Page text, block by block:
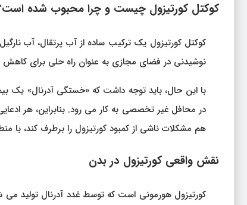
کوکتل کورتیزول چیست و چرا محبوب شده
کوکتل کورتیزول یک ترکیب ساده از آب پرتقال، آب
نوشیدنی در فضای مجازی به عنوان راه‌ حلی برای
با این حال، باید توجه داشت که «خستگی آدرنال»
در محافل غیر تخصصی به کار می‌ رود. بنابراین، هر
هم مشکلات ناشی از کمبود کورتیزول را برطرف کند، با
نقش واقعی کورتیزول در بدن
کورتیزول هورمونی است که توسط غدد آدرنال تولید